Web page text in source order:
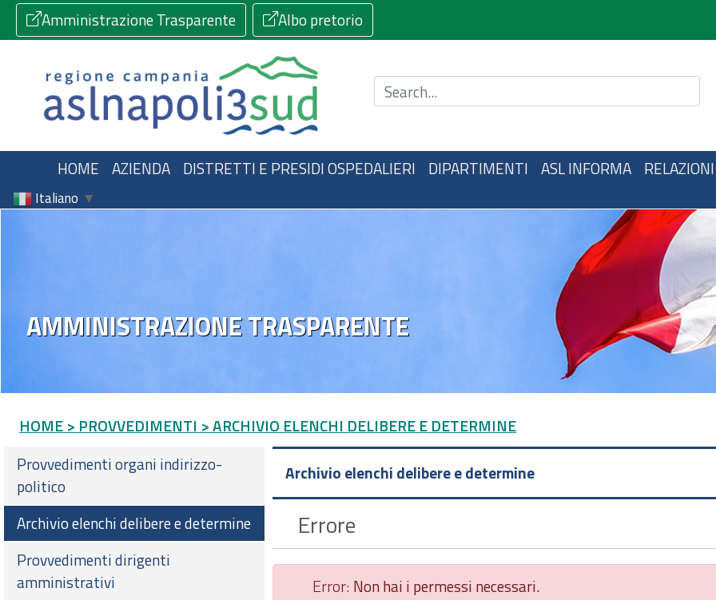
Amministrazione Trasparente Albo pretorio
Cerca nel sito
HOME AZIENDA DISTRETTI E PRESIDI OSPEDALIERI DIPARTIMENTI ASL INFORMA
Italiano ▼
AMMINISTRAZIONE TRASPARENTE
HOME > PROVVEDIMENTI > ARCHIVIO ELENCHI DELIBERE E DETERMINE
Provvedimenti organi indirizzo-
politico
Archivio elenchi delibere e determine
Provvedimenti dirigenti
amministrativi
Archivio elenchi delibere e determine
Errore
Error: Non hai i permessi necessari.